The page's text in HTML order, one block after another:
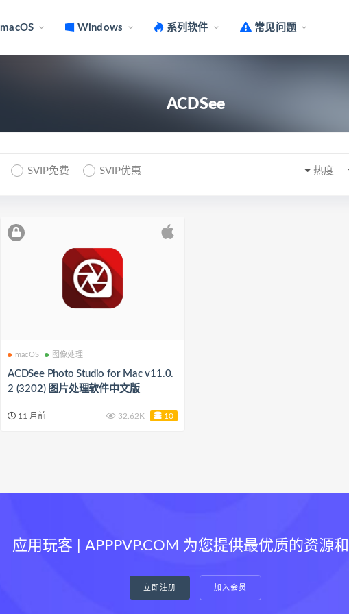
macOS Windows 系列软件 常见问题
ACDSee
SVIP免费 SVIP优惠 热度
macOS 图像处理
ACDSee Photo Studio for Mac v11.0.
2 (3202) 图片处理软件中文版
11 月前 32.62K 10
应用玩客 | APPPVP.COM 为您提供最优质的资源
立即注册 加入会员